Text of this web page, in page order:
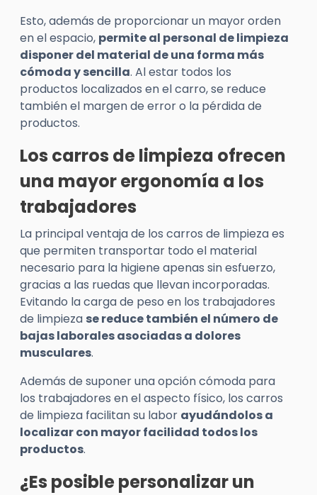
Esto, además de proporcionar un mayor orden
en el espacio, permite al personal de limpieza
disponer del material de una forma más
cómoda y sencilla. Al estar todos los
productos localizados en el carro, se reduce
también el margen de error o la pérdida de
productos.
Los carros de limpieza ofrecen
una mayor ergonomía a los
trabajadores
La principal ventaja de los carros de limpieza es
que permiten transportar todo el material
necesario para la higiene apenas sin esfuerzo,
gracias a las ruedas que llevan incorporadas.
Evitando la carga de peso en los trabajadores
de limpieza se reduce también el número de
bajas laborales asociadas a dolores
musculares.
Además de suponer una opción cómoda para
los trabajadores en el aspecto físico, los carros
de limpieza facilitan su labor ayudándolos a
localizar con mayor facilidad todos los
productos.
¿Es posible personalizar un